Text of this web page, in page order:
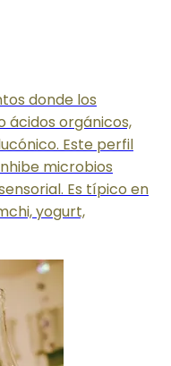
donde los
ácidos orgánicos,
Este perfil
microbios
Es típico en
yogurt,